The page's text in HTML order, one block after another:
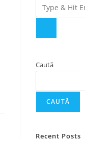
Caută
CAUTĂ
Recent Posts